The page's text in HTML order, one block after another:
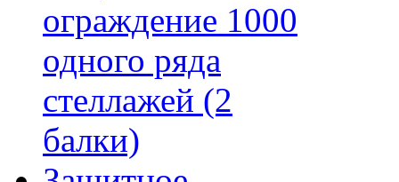
ограждение 1000
одного ряда
стеллажей (2
балки)